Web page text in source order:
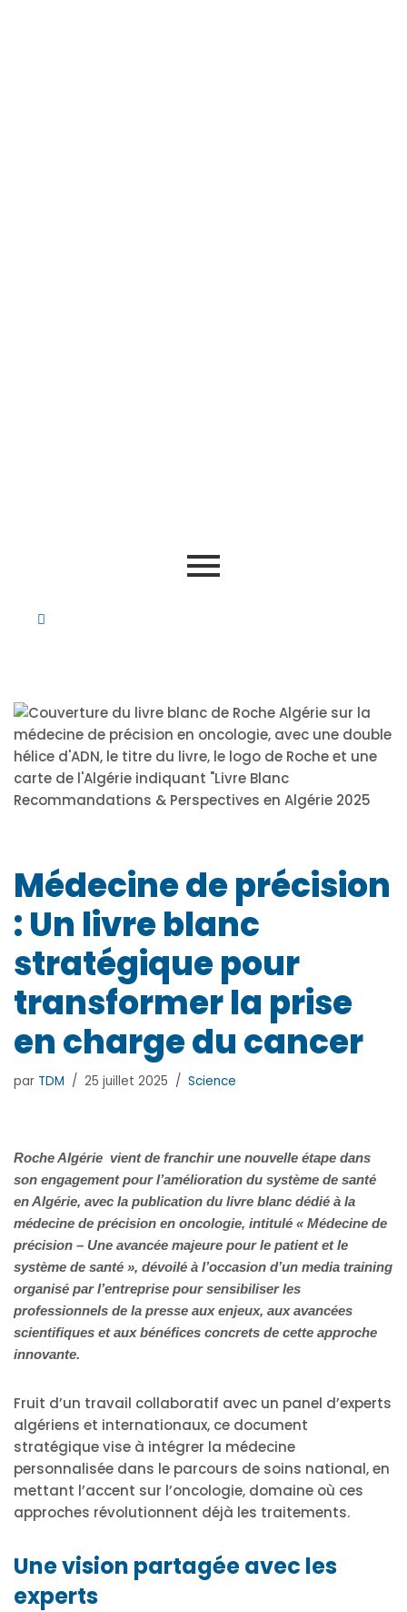
Médecine de précision
: Un livre blanc
stratégique pour
transformer la prise
en charge du cancer
par TDM 25 juillet 2025 Science
Roche Algérie vient de franchir une nouvelle étape dans
son engagement pour l’amélioration du système de santé
en Algérie, avec la publication du livre blanc dédié à la
médecine de précision en oncologie, intitulé « Médecine de
précision – Une avancée majeure pour le patient et le
système de santé », dévoilé à l’occasion d’un media training
organisé par l’entreprise pour sensibiliser les
professionnels de la presse aux enjeux, aux avancées
scientifiques et aux bénéfices concrets de cette approche
innovante.
Fruit d’un travail collaboratif avec un panel d’experts
algériens et internationaux, ce document
stratégique vise à intégrer la médecine
personnalisée dans le parcours de soins national, en
mettant l’accent sur l’oncologie, domaine où ces
approches révolutionnent déjà les traitements.
Une vision partagée avec les
experts